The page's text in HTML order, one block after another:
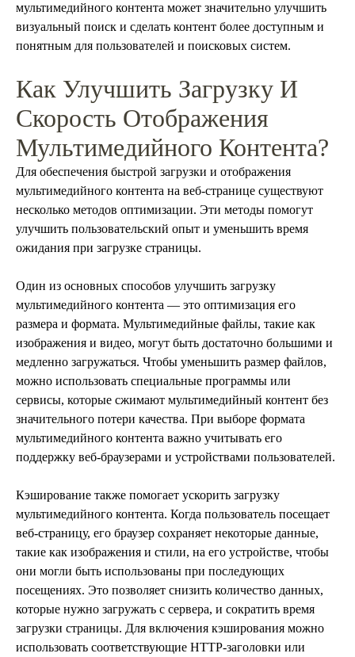
мультимедийного контента может значительно улучшить
визуальный поиск и сделать контент более доступным и
понятным для пользователей и поисковых систем.
Как Улучшить Загрузку И
Скорость Отображения
Мультимедийного Контента?
Для обеспечения быстрой загрузки и отображения
мультимедийного контента на веб-странице существуют
несколько методов оптимизации. Эти методы помогут
улучшить пользовательский опыт и уменьшить время
ожидания при загрузке страницы.
Один из основных способов улучшить загрузку
мультимедийного контента — это оптимизация его
размера и формата. Мультимедийные файлы, такие как
изображения и видео, могут быть достаточно большими и
медленно загружаться. Чтобы уменьшить размер файлов,
можно использовать специальные программы или
сервисы, которые сжимают мультимедийный контент без
значительного потери качества. При выборе формата
мультимедийного контента важно учитывать его
поддержку веб-браузерами и устройствами пользователей.
Кэширование также помогает ускорить загрузку
мультимедийного контента. Когда пользователь посещает
веб-страницу, его браузер сохраняет некоторые данные,
такие как изображения и стили, на его устройстве, чтобы
они могли быть использованы при последующих
посещениях. Это позволяет снизить количество данных,
которые нужно загружать с сервера, и сократить время
загрузки страницы. Для включения кэширования можно
использовать соответствующие HTTP-заголовки или